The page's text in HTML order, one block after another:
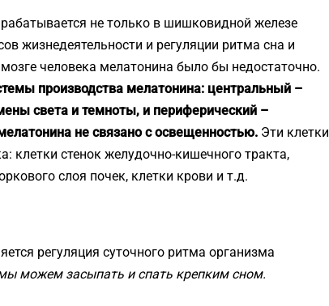
не только в шишковидной железе
жизнедеятельности и регуляции ритма сна и
человека мелатонина было бы недостаточно.
производства мелатонина: центральный –
света и темноты, и периферический –
не связано с освещенностью. Эти клетки
клетки стенок желудочно-кишечного тракта,
слоя почек, клетки крови и т.д.
регуляция суточного ритма организма
можем засыпать и спать крепким сном.